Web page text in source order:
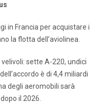
in Francia per acquistare i
la flotta dell’aviolinea.
sette A-220, undici
è di 4,4 miliardi
degli aeromobili sarà
il 2026.